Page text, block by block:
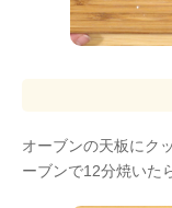
オーブンの天板にク
ーブンで12分焼いた